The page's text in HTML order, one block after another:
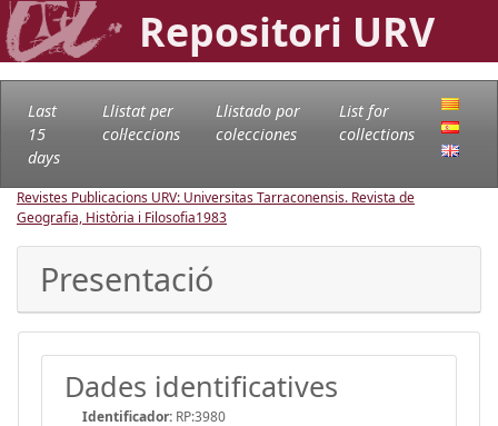
Repositori URV
Last
15
days
Llistat per
col·leccions
Llistado por
colecciones
List for
collections
Revistes Publicacions URV: Universitas Tarraconensis. Revista de
Geografia, Història i Filosofia1983
Presentació
Dades identificatives
Identificador: RP:3980